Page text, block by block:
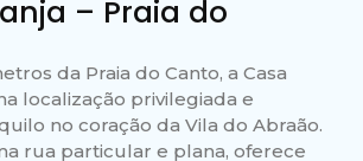
do
do
– Praia do
da Praia do Canto, a Casa
localização privilegiada e
no coração da Vila do Abraão.
rua particular e plana, oferece